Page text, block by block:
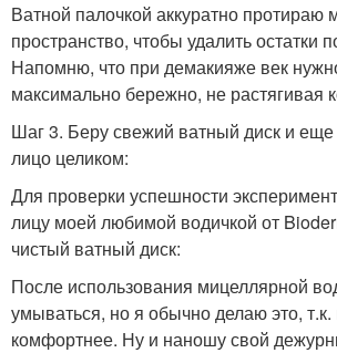
Ватной палочкой аккуратно протираю
пространство, чтобы удалить остатки
Напомню, что при демакияже век
максимально бережно, не растягивая
Шаг 3. Беру свежий ватный диск и
лицо целиком:
Для проверки успешности
лицу моей любимой водичкой от
чистый ватный диск:
После использования мицеллярной
умываться, но я обычно делаю это, т.к.
комфортнее. Ну и наношу свой